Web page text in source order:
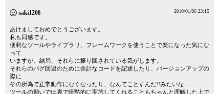
saki1208 2010/01/06 23:15
あけましておめでとうございます。
私も同感です。
便利なツールやライブラリ、フレームワークを使うことで楽になった気にな
って
いますが、結局、それらに振り回されている気がします。
それらのバグ回避のために余計なコードを記述したり、バージョンアップの
際に
その所為で正常動作になくなったり、なんてことすんだ!!みたいな...
ツールの類いでは裏で暗黙的に実施してくれることもちゃんと理解した上で